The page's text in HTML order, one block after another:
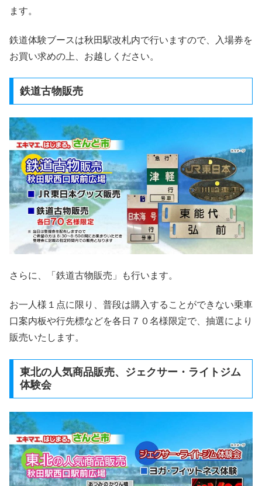
ます。
鉄道体験ブースは秋田駅改札内で行いますので、入場券を
お買い求めの上、お越しください。
鉄道古物販売
さらに、「鉄道古物販売」も行います。
お一人様１点に限り、普段は購入することができない乗車
口案内板や行先標などを各日７０名様限定で、抽選により
販売いたします。
東北の人気商品販売、ジェクサー・ライトジム
体験会